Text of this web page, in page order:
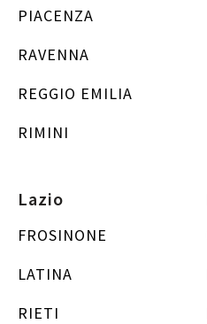
PIACENZA
RAVENNA
REGGIO EMILIA
RIMINI
Lazio
FROSINONE
LATINA
RIETI